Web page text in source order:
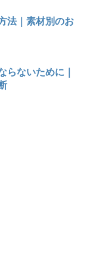
法｜素材別のお
らないために｜